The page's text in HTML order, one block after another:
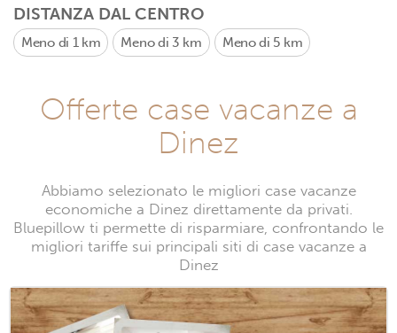
DISTANZA DAL CENTRO
Meno di 1 km Meno di 3 km Meno di 5 km
Offerte case vacanze a
Dinez
Abbiamo selezionato le migliori case vacanze
economiche a Dinez direttamente da privati.
Bluepillow ti permette di risparmiare, confrontando le
migliori tariffe sui principali siti di case vacanze a
Dinez